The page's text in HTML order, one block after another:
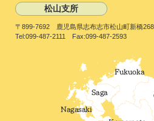
松山支所
〒899-7692 鹿児島県志布志市松山町新橋
Tel:099-487-2111 Fax:099-487-2593